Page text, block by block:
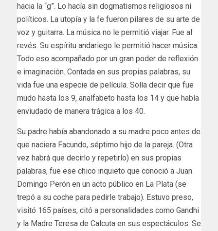
hacia la “g”. Lo hacía sin dogmatismos religiosos ni
políticos. La utopía y la fe fueron pilares de su arte de
voz y guitarra. La música no le permitió viajar. Fue al
revés. Su espíritu andariego le permitió hacer música.
Todo eso acompañado por un gran poder de reflexión
e imaginación. Contada en sus propias palabras, su
vida fue una especie de película. Solía decir que fue
mudo hasta los 9, analfabeto hasta los 14 y que había
enviudado de manera trágica a los 40.
Su padre había abandonado a su madre poco antes de
que naciera Facundo, séptimo hijo de la pareja. (Otra
vez habrá que decirlo y repetirlo) en sus propias
palabras, fue ese chico inquieto que conoció a Juan
Domingo Perón en un acto público en La Plata (se
trepó a su coche para pedirle trabajo). Estuvo preso,
visitó 165 países, citó a personalidades como Gandhi
y la Madre Teresa de Calcuta en sus espectáculos. Se